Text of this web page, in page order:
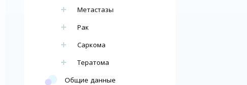
Метастазы
Рак
Саркома
Тератома
Общие данные